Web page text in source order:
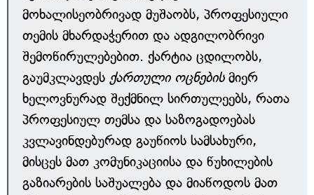
მოხალისეობრივად მუშაობს, პროფესიული
თემის მხარდაჭერით და ადგილობრივი
შემოწირულებებით. ქარტია ცდილობს,
გაუმკლავდეს ქართული ოცნებისმიერ
ხელოვნურად შექმნილ სირთულეებს, რათა
პროფესიულ თემსა და საზოგადოებას
კვლავინდებურად გაუწიოს სამსახური,
მისცეს მათ კომუნიკაციისა და წუხილების
გაზიარების საშუალება და მიაწოდოს მათ